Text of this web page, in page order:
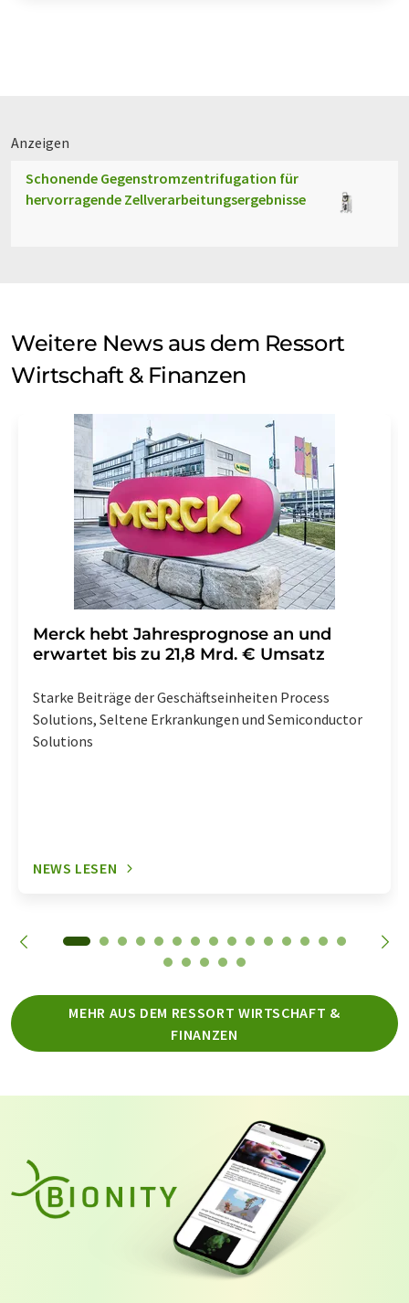
Anzeigen
Schonende Gegenstromzentrifugation für
hervorragende Zellverarbeitungsergebnisse
Weitere News aus dem Ressort
Wirtschaft & Finanzen
Merck hebt Jahresprognose an und
erwartet bis zu 21,8 Mrd. € Umsatz
Starke Beiträge der Geschäftseinheiten Process
Solutions, Seltene Erkrankungen und Semiconductor
Solutions
NEWS LESEN
MEHR AUS DEM RESSORT WIRTSCHAFT &
FINANZEN